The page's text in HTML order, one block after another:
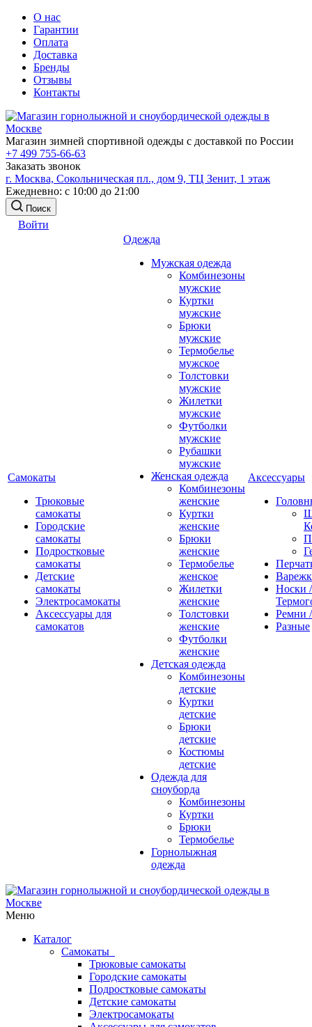
О нас
Гарантии
Оплата
Доставка
Бренды
Отзывы
Контакты
Магазин зимней спортивной одежды с доставкой по России
+7 499 755-66-63
Заказать звонок
г. Москва, Сокольническая пл., дом 9, ТЦ Зенит, 1 этаж
Ежедневно: с 10:00 до 21:00
Поиск
Войти
Самокаты
Трюковые
самокаты
Городские
самокаты
Подростковые
самокаты
Детские
самокаты
Электросамокаты
Аксессуары для
самокатов
Одежда
Мужская одежда
Комбинезоны
мужские
Куртки
мужские
Брюки
мужские
Термобелье
мужское
Толстовки
мужские
Жилетки
мужские
Футболки
мужские
Рубашки
мужские
Женская одежда
Комбинезоны
женские
Куртки
женские
Брюки
женские
Термобелье
женское
Жилетки
женские
Толстовки
женские
Футболки
женские
Детская одежда
Комбинезоны
детские
Куртки
детские
Брюки
детские
Костюмы
детские
Одежда для
сноуборда
Комбинезоны
Куртки
Брюки
Термобелье
Горнолыжная
одежда
Аксессуары
Носки /
Ремни
Разные
Меню
Каталог
Самокаты
Трюковые самокаты
Городские самокаты
Подростковые самокаты
Детские самокаты
Электросамокаты